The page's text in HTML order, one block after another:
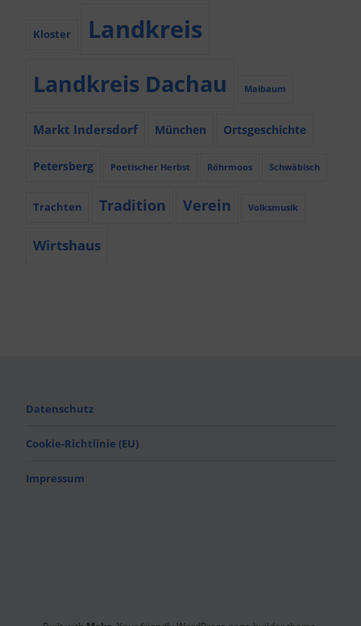
Kloster Landkreis
Landkreis Dachau Maibaum
Markt Indersdorf München Ortsgeschichte
Petersberg Poetischer Herbst Röhrmoos Schwäbisch
Trachten Tradition Verein Volksmusik
Wirtshaus
Datenschutz
Cookie-Richtlinie (EU)
Impressum